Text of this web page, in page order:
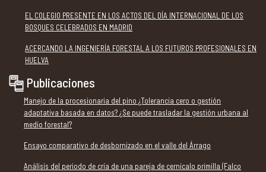
EL COLEGIO PRESENTE EN LOS ACTOS DEL DÍA INTERNACIONAL DE LOS
BOSQUES CELEBRADOS EN MADRID
ACERCANDO LA INGENIERÍA FORESTAL A LOS FUTUROS PROFESIONALES EN
HUELVA
Publicaciones
Manejo de la procesionaria del pino ¿Tolerancia cero o gestión
adaptativa basada en datos? ¿Se puede trasladar la gestión urbana al
medio forestal?
Ensayo comparativo de desbornizado en el valle del Árrago
Análisis del periodo de cría de una pareja de cernícalo primilla (Falco